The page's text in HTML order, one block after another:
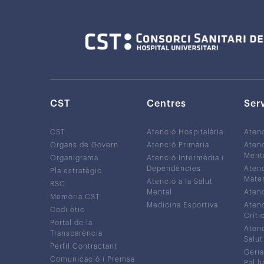
CST
CST
Òrgans de Govern
Organigrama
Pla estratègic
RSC
Memòria CST
Codi ètic
Portal de la
Transparència
Perfil Contractant
Comunicació i Premsa
Centres
Atenció Hospitalària
Atenció Primària
Atenció Intermèdia i
Dependències
Atenció a la Salut
Mental
Medicina Esportiva